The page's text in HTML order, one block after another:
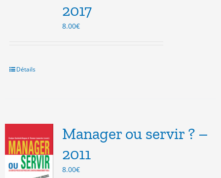
2017
8.00€
Détails
Manager ou servir ? –
2011
8.00€